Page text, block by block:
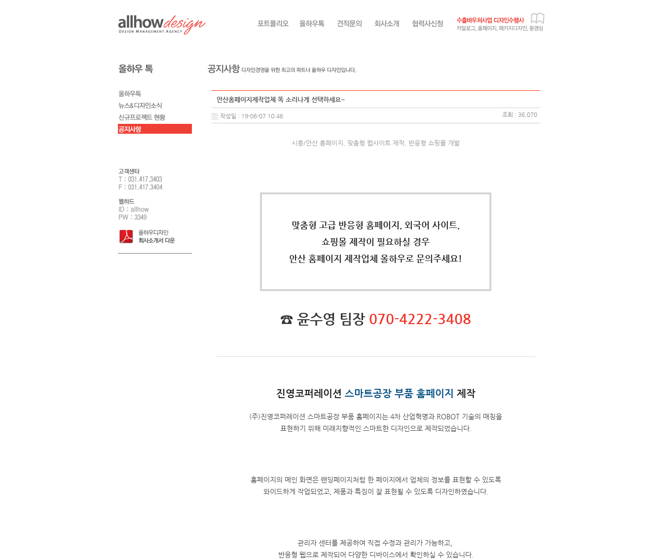
안산홈페이지제작업체 똑 소리나게 선택하세요~
작성일 : 19-06-07 10:46 조회 : 36,070
시흥/안산 홈페이지, 맞춤형 웹사이트 제작, 반응형 쇼핑몰 개발
맞춤형 고급 반응형 홈페이지, 외국어 사이트,
쇼핑몰 제작이 필요하실 경우
안산 홈페이지 제작업체 올하우로 문의주세요!
☎ 윤수영 팀장 070-4222-3408
진영코퍼레이션 스마트공장 부품 홈페이지 제작
(주)진영코퍼레이션 스마트공장 부품 홈페이지는 4차 산업혁명과 ROBOT 기술의 매칭을
표현하기 위해 미래지향적인 스마트한 디자인으로 제작되었습니다.
홈페이지의 메인 화면은 랜딩페이지처럼 한 페이지에서 업체의 정보를 표현할 수 있도록
와이드하게 작업되었고, 제품과 특징이 잘 표현될 수 있도록 디자인하였습니다.
관리자 센터를 제공하여 직접 수정과 관리가 가능하고,
반응형 웹으로 제작되어 다양한 디바이스에서 확인하실 수 있습니다.